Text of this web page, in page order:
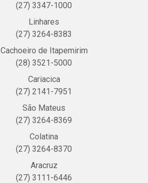
(27) 3347-1000
Linhares
(27) 3264-8383
Cachoeiro de Itapemirim
(28) 3521-5000
Cariacica
(27) 2141-7951
São Mateus
(27) 3264-8369
Colatina
(27) 3264-8370
Aracruz
(27) 3111-6446